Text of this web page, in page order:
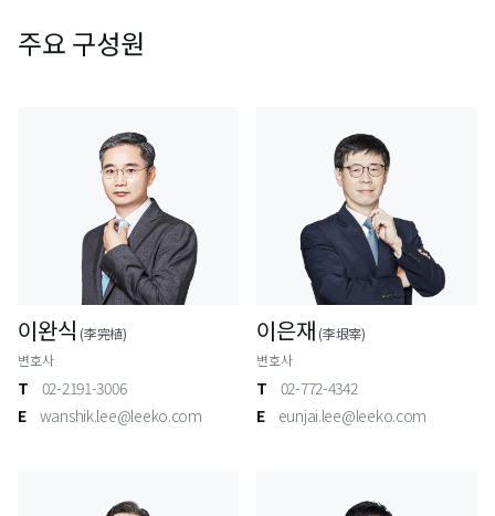
주요 구성원
이완식 (李完植)
변호사
T
02-2191-3006
E
wanshik.lee@leeko.com
이은재 (李垠宰)
변호사
T
02-772-4342
E
eunjai.lee@leeko.com